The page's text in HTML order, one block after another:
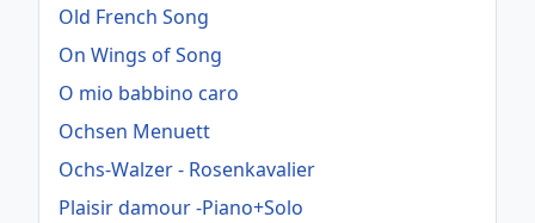
Old French Song
On Wings of Song
O mio babbino caro
Ochsen Menuett
Ochs-Walzer - Rosenkavalier
Plaisir damour -Piano+Solo